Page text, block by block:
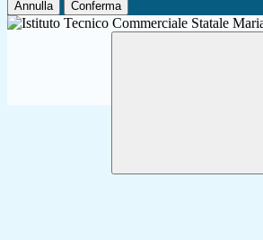
Annulla Conferma